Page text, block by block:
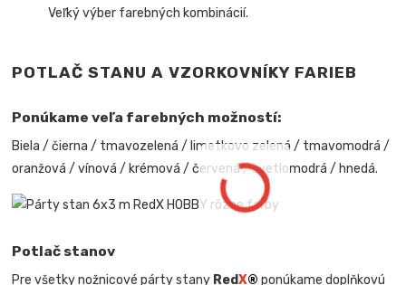
Veľký výber farebných kombinácií.
POTLAČ STANU A VZORKOVNÍKY FARIEB
Ponúkame veľa farebných možností:
Biela / čierna / tmavozelená / limetkovo zelená / tmavomodrá /
oranžová / vínová / krémová / červená / svetlomodrá / hnedá.
Potlač stanov
Pre všetky nožnicové párty stany RedX® ponúkame doplňkovú